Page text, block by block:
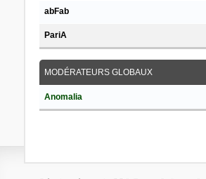
abFab
PariA
MODÉRATEURS GLOBAUX
Anomalia